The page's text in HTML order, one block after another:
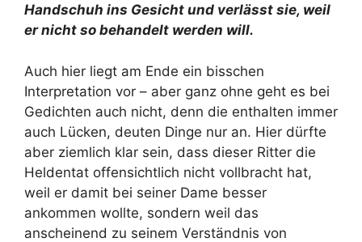
Handschuh ins Gesicht und verlässt sie, weil
er nicht so behandelt werden will.
Auch hier liegt am Ende ein bisschen
Interpretation vor – aber ganz ohne geht es bei
Gedichten auch nicht, denn die enthalten immer
auch Lücken, deuten Dinge nur an. Hier dürfte
aber ziemlich klar sein, dass dieser Ritter die
Heldentat offensichtlich nicht vollbracht hat,
weil er damit bei seiner Dame besser
ankommen wollte, sondern weil das
anscheinend zu seinem Verständnis von